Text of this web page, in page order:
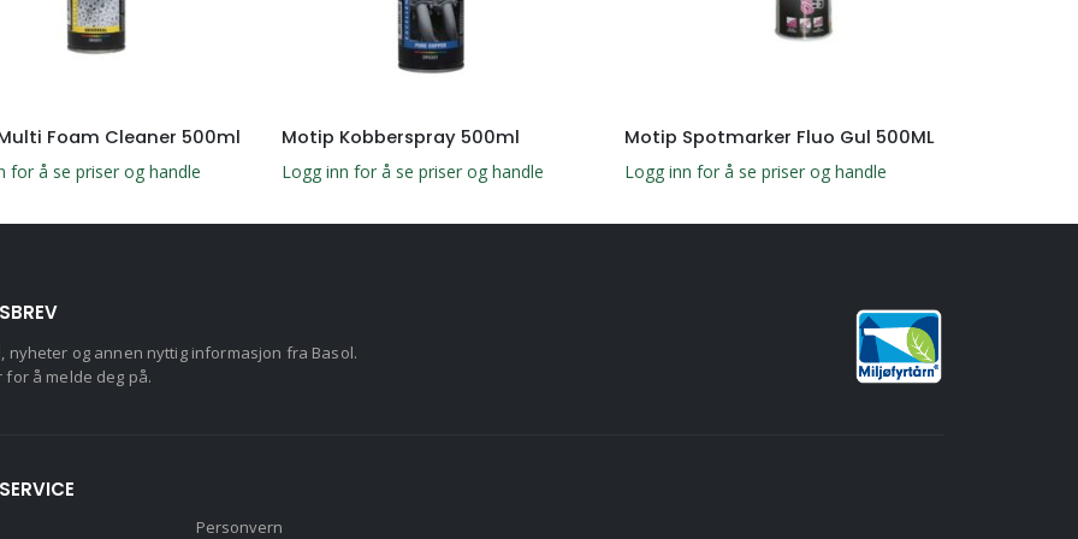
Foam Cleaner 500ml
for å se priser og handle
Motip Kobberspray 500ml
Logg inn for å se priser og handle
Motip Spotmarker Fluo Gul 500ML
Logg inn for å se priser og handle
nyheter og annen nyttig informasjon fra Basol.
for å melde deg på.
Personvern